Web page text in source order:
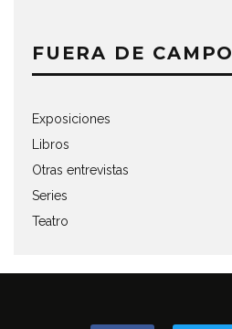
FUERA DE CAMPO
Exposiciones
Libros
Otras entrevistas
Series
Teatro